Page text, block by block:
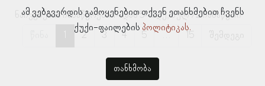
ნაჩვენებია ჩანაწერები 1–დან 5–მდე, სულ 72 ჩანაწერი
2 3 4 …
ამ ვებგვერდის გამოყენებით თქვენ ეთანხმებით ჩვენს
ქუქი-ფაილების პოლიტიკას.
თანხმობა